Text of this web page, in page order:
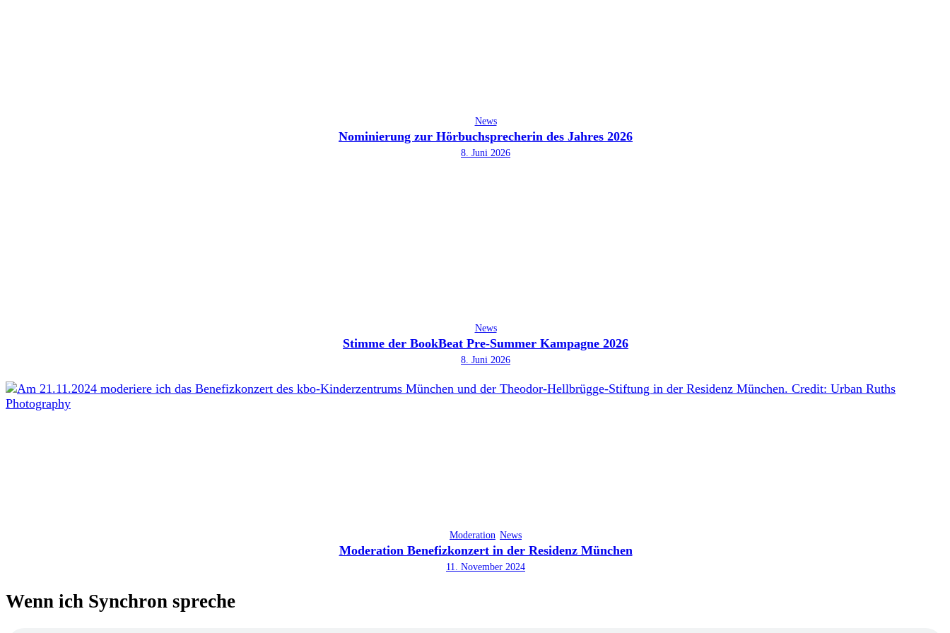
News
Nominierung zur Hörbuchsprecherin des Jahres 2026
8. Juni 2026
News
Stimme der BookBeat Pre-Summer Kampagne 2026
8. Juni 2026
Moderation News
Moderation Benefizkonzert in der Residenz München
11. November 2024
Wenn ich Synchron spreche